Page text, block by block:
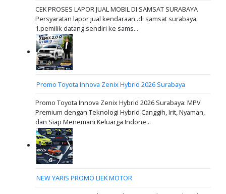
CEK PROSES LAPOR JUAL MOBIL DI SAMSAT SURABAYA
Persyaratan lapor jual kendaraan..di samsat surabaya.
1.pemilik datang sendiri ke sams...
Promo Toyota Innova Zenix Hybrid 2026 Surabaya
Promo Toyota Innova Zenix Hybrid 2026 Surabaya: MPV
Premium dengan Teknologi Hybrid Canggih, Irit, Nyaman,
dan Siap Menemani Keluarga Indone...
NEW YARIS PROMO LIEK MOTOR